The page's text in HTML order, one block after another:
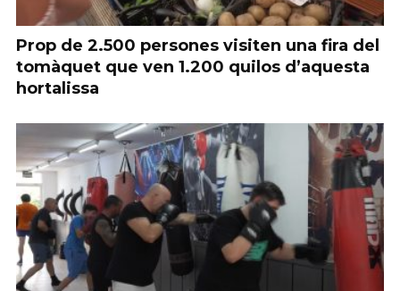
Prop de 2.500 persones visiten una fira del
tomàquet que ven 1.200 quilos d’aquesta
hortalissa